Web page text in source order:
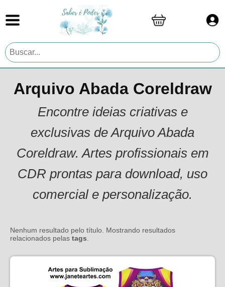
Arquivo Abada Coreldraw
Encontre ideias criativas e
exclusivas de Arquivo Abada
Coreldraw. Artes profissionais em
CDR prontas para download, uso
comercial e personalização.
Nenhum resultado pelo título. Mostrando resultados
relacionados pelas tags